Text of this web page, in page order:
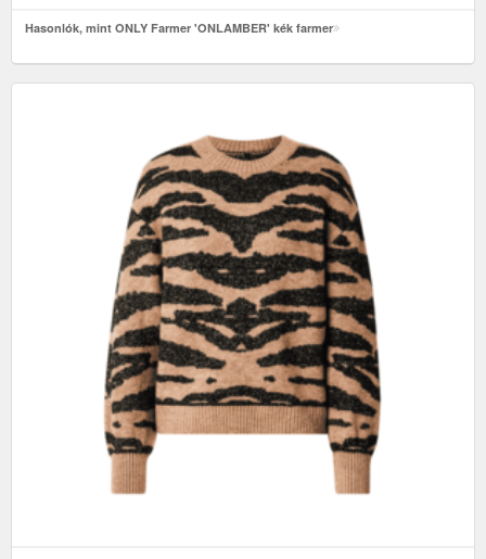
Hasonlók, mint ONLY Farmer 'ONLAMBER' kék farmer